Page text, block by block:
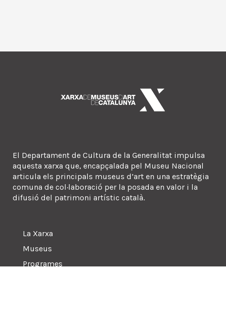
El Departament de Cultura de la Generalitat impulsa
aquesta xarxa que, encapçalada pel Museu Nacional
articula els principals museus d’art en una estratègia
comuna de col·laboració per la posada en valor i la
difusió del patrimoni artístic català.
La Xarxa
Museus
Programes